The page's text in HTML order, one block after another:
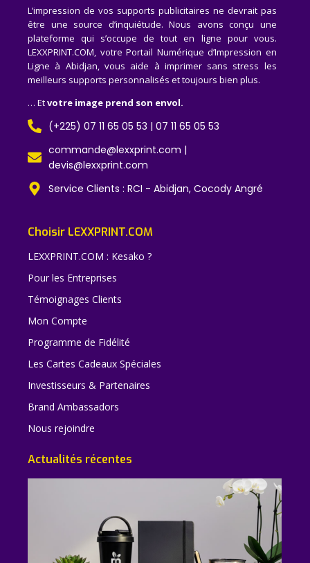
L’impression de vos supports publicitaires ne devrait pas
être une source d’inquiétude. Nous avons conçu une
plateforme qui s’occupe de tout en ligne pour vous.
LEXXPRINT.COM, votre Portail Numérique d’Impression en
Ligne à Abidjan, vous aide à imprimer sans stress les
meilleurs supports personnalisés et toujours bien plus.
… Etvotre image prend son envol.
(+225) 07 11 65 05 53 | 07 11 65 05 53
commande@lexxprint.com |
devis@lexxprint.com
Service Clients : RCI - Abidjan, Cocody Angré
Choisir LEXXPRINT.COM
LEXXPRINT.COM : Kesako ?
Pour les Entreprises
Témoignages Clients
Mon Compte
Programme de Fidélité
Les Cartes Cadeaux Spéciales
Investisseurs & Partenaires
Brand Ambassadors
Nous rejoindre
Actualités récentes